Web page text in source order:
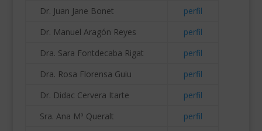
Dr. Juan Jane Bonet
perfil
Dr. Manuel Aragón Reyes
perfil
Dra. Sara Fontdecaba Rigat
perfil
Dra. Rosa Florensa Guiu
perfil
Dr. Didac Cervera Itarte
perfil
Sra. Ana Mª Queralt
perfil